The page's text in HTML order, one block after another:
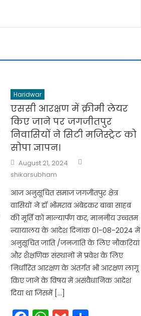
Haridwar
एससी आरक्षण में क्रीमी लेयर
किए जाने पर जगजीतपुर
निवासियों ने सिटी मजिस्ट्रेट को
सोपा ज्ञापन।
Posted
on
August 21, 2024
shikarsubham
आज अनुसूचित समाज जगजीतपुर क्षेत्र
वासियों ने डॉ भीमराव अंबेडकर बाबा साहब
की मूर्ति को माल्यार्पण कर, माननीय उच्चतम
न्यायालय के आदेश दिनांक 01-08-2024 में
अनुसूचित जाति /जनजाति के लिए नौकरियां
और शैक्षणिक संस्थानों में प्रवेश के लिए
निर्धारित आरक्षण के अंतर्गत भी आरक्षण लागू
किए जाने के विषय में असंवैधानिक आदेश
दिया था जिसमें […]